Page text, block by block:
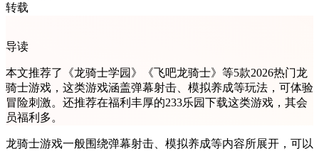
转载
导读
本文推荐了《龙骑士学园》《飞吧龙骑士》等5款2026热门龙
骑士游戏，这类游戏涵盖弹幕射击、模拟养成等玩法，可体验
冒险刺激。还推荐在福利丰厚的233乐园下载这类游戏，其会
员福利多。
龙骑士游戏一般围绕弹幕射击、模拟养成等内容所展开，可以